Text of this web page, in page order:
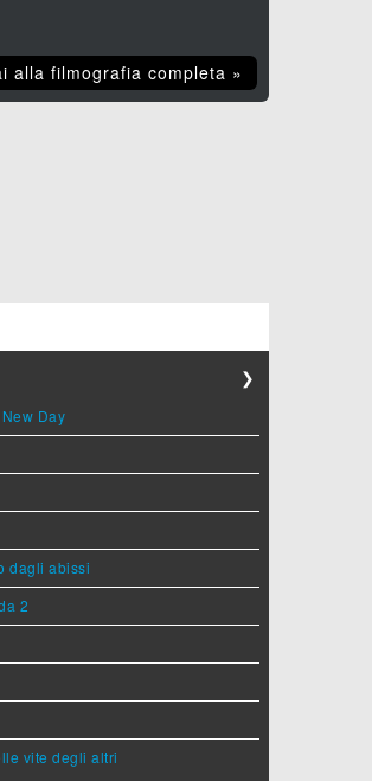
alla filmografia completa »
❯
Day
dagli abissi
2
vite degli altri